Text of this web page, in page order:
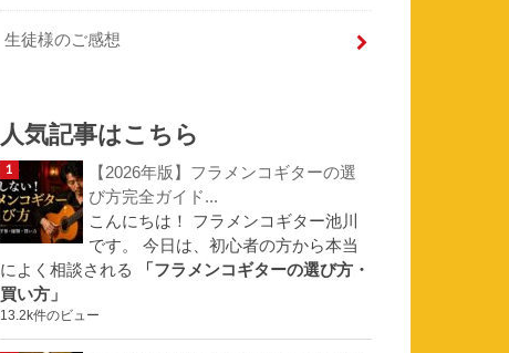
生徒様のご感想
人気記事はこちら
【2026年版】フラメンコギターの選
び方完全ガイド...
こんにちは！ フラメンコギター池川
です。 今日は、初心者の方から本当
によく相談される
「フラメンコギターの選び方・
買い方」
13.2k件のビュー